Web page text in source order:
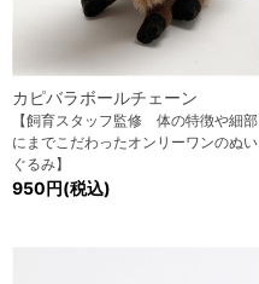
カピバラボールチェーン
【飼育スタッフ監修 体の特徴や細部
にまでこだわったオンリーワンのぬい
ぐるみ】
950円(税込)